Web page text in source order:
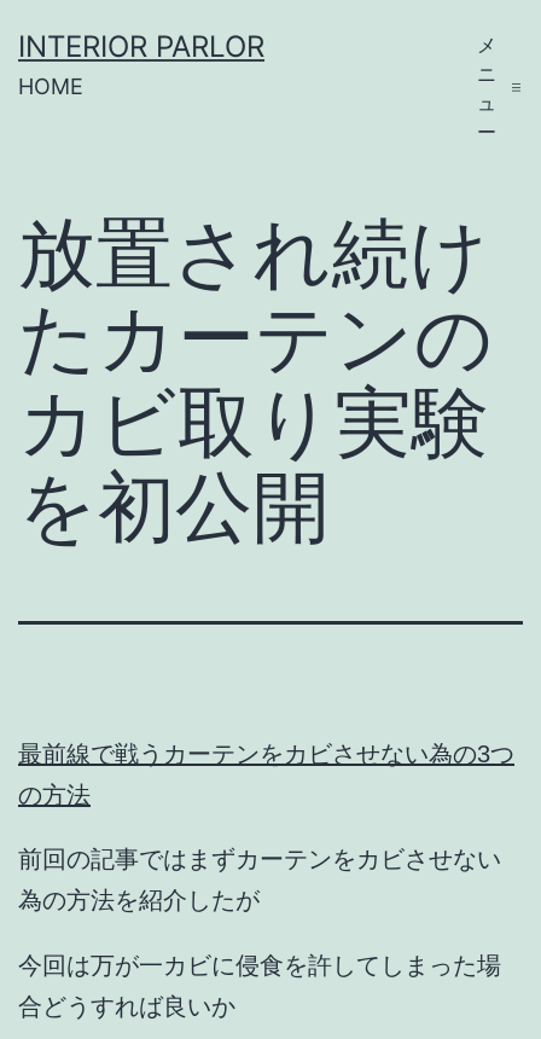
ン
テ
INTERIOR PARLOR
HOME
メ
ニ
ュ
ー
放置され続け
たカーテンの
カビ取り実験
を初公開
最前線で戦うカーテンをカビさせない為の3つ
の方法
前回の記事ではまずカーテンをカビさせない
為の方法を紹介したが
今回は万が一カビに侵食を許してしまった場
合どうすれば良いか